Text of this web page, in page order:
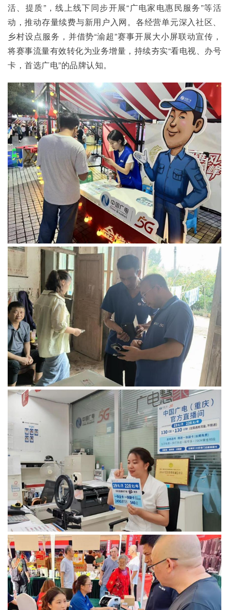
活、提质”，线上线下同步开展“广电家电惠民服务”等活
动，推动存量续费与新用户入网。各经营单元深入社区、
乡村设点服务，并借势“渝超”赛事开展大小屏联动宣传，
将赛事流量有效转化为业务增量，持续夯实“看电视、办号
卡，首选广电”的品牌认知。